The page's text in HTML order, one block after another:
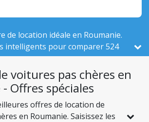
de location idéale en Roumanie.
intelligents pour comparer 524
auprès de 57 agences de
Nous vous garantissons un
sans aucun frais imprévu au
en charge.
voitures pas chères en
Offres spéciales
offres de location de
en Roumanie. Saisissez les